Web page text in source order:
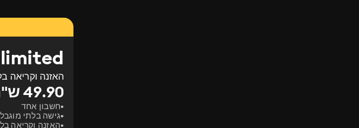
האזנה וקריאה
49.90 ש"ח
חשבון אחד
גישה בלתי
האזנה וקריאה